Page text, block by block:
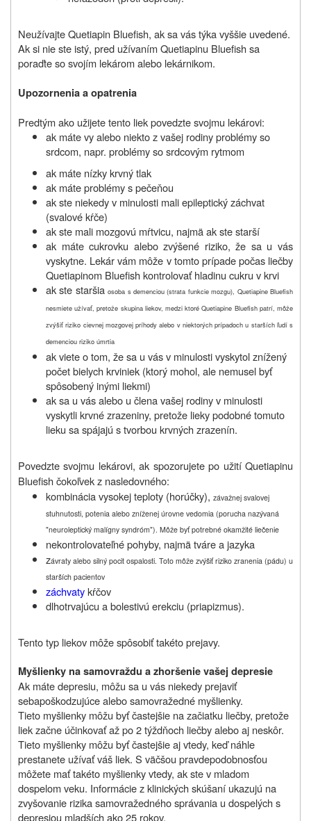
Neužívajte Quetiapin Bluefish, ak sa vás týka vyššie uvedené.
Ak si nie ste istý, pred užívaním Quetiapinu Bluefish sa
poraďte so svojím lekárom alebo lekárnikom.
Upozornenia a opatrenia
Predtým ako užijete tento liek povedzte svojmu lekárovi:
ak máte vy alebo niekto z vašej rodiny problémy so
srdcom, napr. problémy so srdcovým rytmom
ak máte nízky krvný tlak
ak máte problémy s pečeňou
ak ste niekedy v minulosti mali epileptický záchvat
(svalové kŕče)
ak ste mali mozgovú mŕtvicu, najmä ak ste starší
ak máte cukrovku alebo zvýšené riziko, že sa u vás
vyskytne. Lekár vám môže v tomto prípade počas liečby
Quetiapinom Bluefish kontrolovať hladinu cukru v krvi
ak ste staršia osoba s demenciou (strata funkcie mozgu), Quetiapine Bluefish
nesmiete užívať, pretože skupina liekov, medzi ktoré Quetiapine Bluefish patrí, môže
zvýšiť riziko cievnej mozgovej príhody alebo v niektorých prípadoch u starších ľudí s
demenciou riziko úmrtia
ak viete o tom, že sa u vás v minulosti vyskytol znížený
počet bielych krviniek (ktorý mohol, ale nemusel byť
spôsobený inými liekmi)
ak sa u vás alebo u člena vašej rodiny v minulosti
vyskytli krvné zrazeniny, pretože lieky podobné tomuto
lieku sa spájajú s tvorbou krvných zrazenín.
Povedzte svojmu lekárovi, ak spozorujete po užití Quetiapinu
Bluefish čokoľvek z nasledovného:
kombinácia vysokej teploty (horúčky), závažnej svalovej
stuhnutosti, potenia alebo zníženej úrovne vedomia (porucha nazývaná
"neuroleptický malígny syndróm"). Môže byť potrebné okamžité liečenie
nekontrolovateľné pohyby, najmä tváre a jazyka
závraty alebo silný pocit ospalosti. Toto môže zvýšiť riziko zranenia (pádu) u
starších pacientov
záchvatykŕčov
dlhotrvajúcu a bolestivú erekciu (priapizmus).
Tento typ liekov môže spôsobiť takéto prejavy.
Myšlienky na samovraždu a zhoršenie vašej depresie
Ak máte depresiu, môžu sa u vás niekedy prejaviť
sebapoškodzujúce alebo samovražedné myšlienky.
Tieto myšlienky môžu byť častejšie na začiatku liečby, pretože
liek začne účinkovať až po 2 týždňoch liečby alebo aj neskôr.
Tieto myšlienky môžu byť častejšie aj vtedy, keď náhle
prestanete užívať váš liek. S väčšou pravdepodobnosťou
môžete mať takéto myšlienky vtedy, ak ste v mladom
dospelom veku. Informácie z klinických skúšaní ukazujú na
zvyšovanie rizika samovražedného správania u dospelých s
depresiou mladších ako 25 rokov.